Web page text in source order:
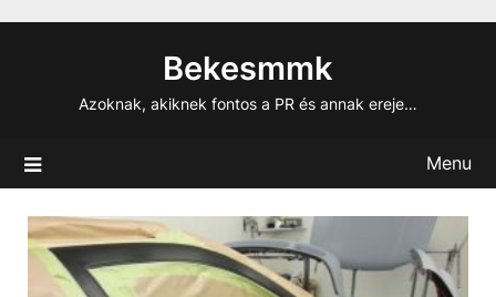
Bekesmmk
Azoknak, akiknek fontos a PR és annak ereje…
Menu